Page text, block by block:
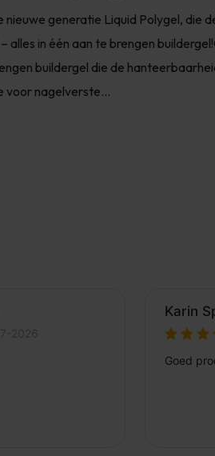
nieuwe generatie Liquid Polygel, die
alles in één aan te brengen
buildergel die de
voor nagelverste...